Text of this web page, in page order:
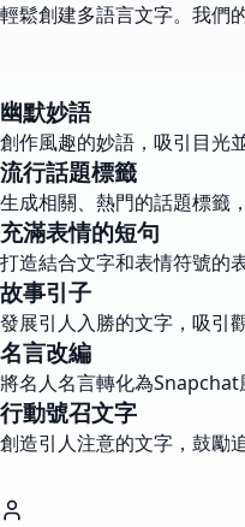
輕鬆創建多語言文字。我們
幽默妙語
創作風趣的妙語，吸引目光
流行話題標籤
生成相關、熱門的話題標籤
充滿表情的短句
打造結合文字和表情符號的
故事引子
發展引人入勝的文字，吸引
名言改編
將名人名言轉化為Snapchat
行動號召文字
創造引人注意的文字，鼓勵